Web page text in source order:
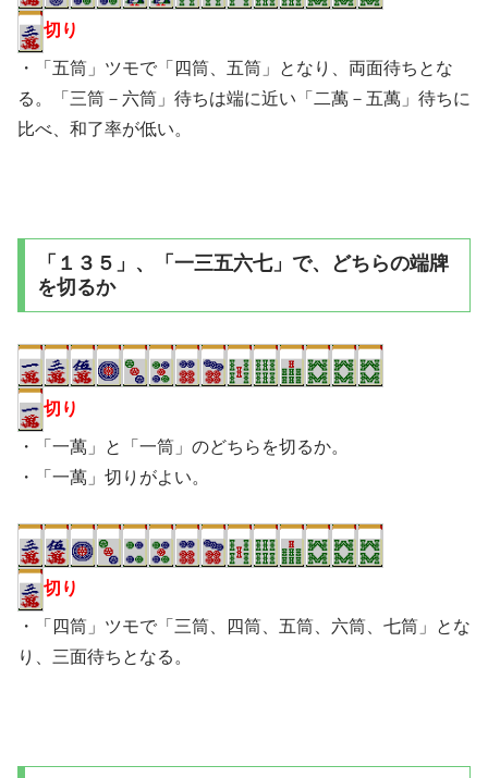
切り
・「五筒」ツモで「四筒、五筒」となり、両面待ちとな
る。「三筒－六筒」待ちは端に近い「二萬－五萬」待ちに
比べ、和了率が低い。
「１３５」、「一三五六七」で、どちらの端牌
を切るか
切り
・「一萬」と「一筒」のどちらを切るか。
・「一萬」切りがよい。
切り
・「四筒」ツモで「三筒、四筒、五筒、六筒、七筒」とな
り、三面待ちとなる。